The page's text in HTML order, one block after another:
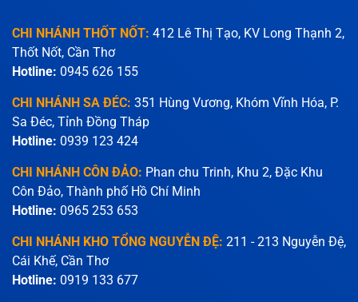
CHI NHÁNH THỐT NỐT: 412 Lê Thị Tạo, KV Long Thạnh 2,
Thốt Nốt, Cần Thơ
Hotline: 0945 626 155
CHI NHÁNH SA ĐÉC: 351 Hùng Vương, Khóm Vĩnh Hóa, P.
Sa Đéc, Tỉnh Đồng Tháp
Hotline: 0939 123 424
CHI NHÁNH CÔN ĐẢO: Phan chu Trinh, Khu 2, Đặc Khu
Côn Đảo, Thành phố Hồ Chí Minh
Hotline: 0965 253 653
CHI NHÁNH KHO TỔNG NGUYỄN ĐỆ: 211 - 213 Nguyễn Đệ,
Cái Khế, Cần Thơ
Hotline: 0919 133 677